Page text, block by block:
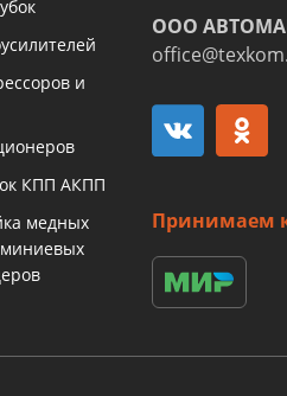
и
КПП АКПП
медных
ООО
Принимаем